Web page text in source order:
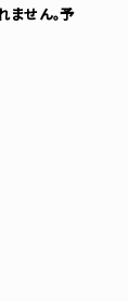
ません。予